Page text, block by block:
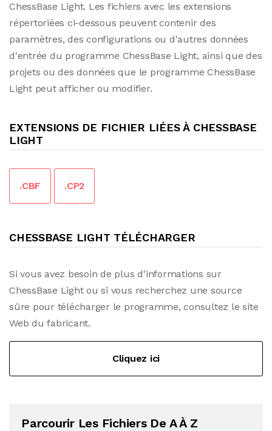
ChessBase Light. Les fichiers avec les extensions
répertoriées ci-dessous peuvent contenir des
paramètres, des configurations ou d'autres données
d'entrée du programme ChessBase Light, ainsi que des
projets ou des données que le programme ChessBase
Light peut afficher ou modifier.
EXTENSIONS DE FICHIER LIÉES À CHESSBASE
LIGHT
.CBF .CP2
CHESSBASE LIGHT TÉLÉCHARGER
Si vous avez besoin de plus d'informations sur
ChessBase Light ou si vous recherchez une source
sûre pour télécharger le programme, consultez le site
Web du fabricant.
Cliquez ici
Parcourir Les Fichiers De A À Z